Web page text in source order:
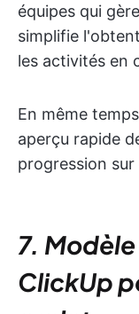
équipes qui
simplifie
les activités en
En même
aperçu rapide
progression
7.
ClickUp